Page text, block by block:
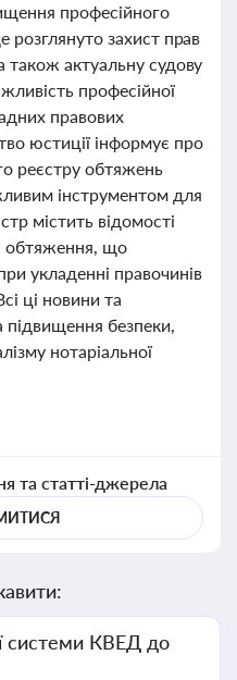
професійного
розглянуто захист прав
також актуальну судову
професійної
правових
юстиції інформує про
реєстру обтяжень
інструментом для
містить відомості
обтяження, що
укладенні правочинів
ці новини та
підвищення безпеки,
нотаріальної
та статті-джерела
системи КВЕД до